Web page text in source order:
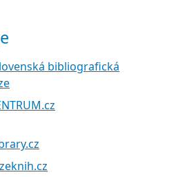
bibliografická